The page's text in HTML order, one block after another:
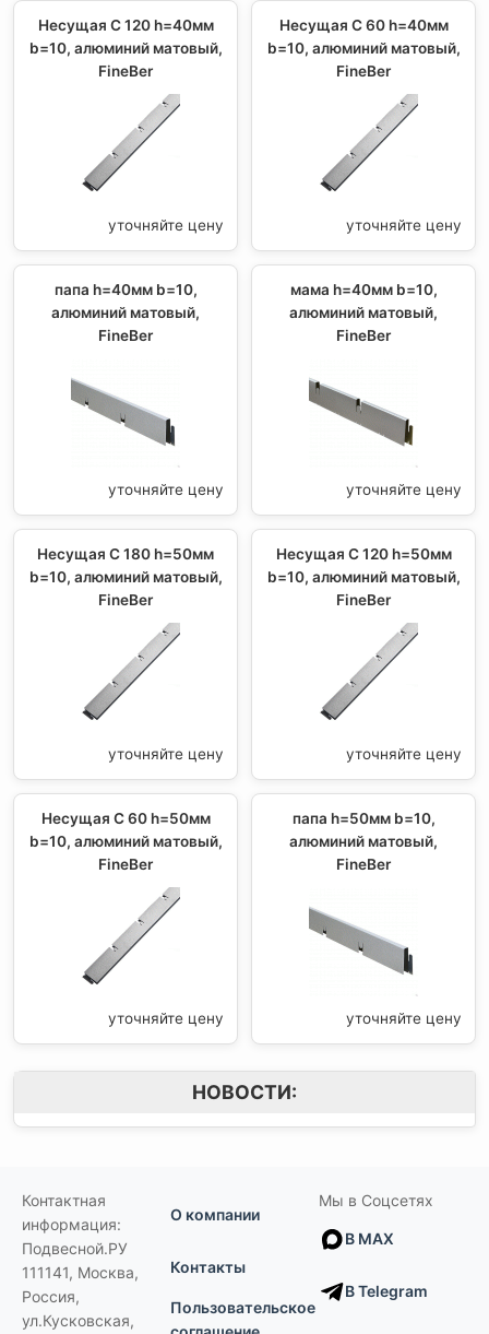
Несущая С 120 h=40мм
b=10, алюминий матовый,
FineBer
уточняйте цену
Несущая С 60 h=40мм
b=10, алюминий матовый,
FineBer
уточняйте цену
папа h=40мм b=10,
алюминий матовый,
FineBer
уточняйте цену
мама h=40мм b=10,
алюминий матовый,
FineBer
уточняйте цену
Несущая С 180 h=50мм
b=10, алюминий матовый,
FineBer
уточняйте цену
Несущая С 120 h=50мм
b=10, алюминий матовый,
FineBer
уточняйте цену
Несущая С 60 h=50мм
b=10, алюминий матовый,
FineBer
уточняйте цену
папа h=50мм b=10,
алюминий матовый,
FineBer
уточняйте цену
НОВОСТИ:
Контактная
информация:
Подвесной.РУ
111141, Москва,
Россия,
ул.Кусковская,
О компании
Контакты
Пользовательское
Мы в Соцсетях
В MAX
В Telegram